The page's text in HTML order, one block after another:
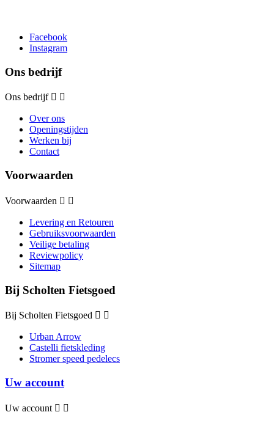
Facebook
Instagram
Ons bedrijf
Ons bedrijf  
Over ons
Openingstijden
Werken bij
Contact
Voorwaarden
Voorwaarden  
Levering en Retouren
Gebruiksvoorwaarden
Veilige betaling
Reviewpolicy
Sitemap
Bij Scholten Fietsgoed
Bij Scholten Fietsgoed  
Urban Arrow
Castelli fietskleding
Stromer speed pedelecs
Uw account
Uw account  